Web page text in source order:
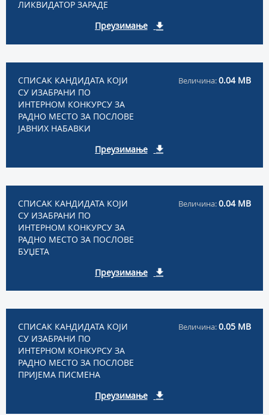
ЛИКВИДАТОР ЗАРАДЕ
Преузимање
СПИСАК КАНДИДАТА КОЈИ
СУ ИЗАБРАНИ ПО
ИНТЕРНОМ КОНКУРСУ ЗА
РАДНО МЕСТО ЗА ПОСЛОВЕ
ЈАВНИХ НАБАВКИ
Величина:0.04 MB
Преузимање
СПИСАК КАНДИДАТА КОЈИ
СУ ИЗАБРАНИ ПО
ИНТЕРНОМ КОНКУРСУ ЗА
РАДНО МЕСТО ЗА ПОСЛОВЕ
БУЏЕТА
Величина:0.04 MB
Преузимање
СПИСАК КАНДИДАТА КОЈИ
СУ ИЗАБРАНИ ПО
ИНТЕРНОМ КОНКУРСУ ЗА
РАДНО МЕСТО ЗА ПОСЛОВЕ
ПРИЈЕМА ПИСМЕНА
Величина:0.05 MB
Преузимање